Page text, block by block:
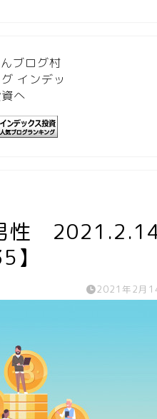
性
】
2021年2月